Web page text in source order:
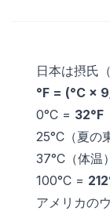
日本は摂氏
°F = (°C ×
0°C = 32°F
25°C（夏の
37°C（体温
100°C =
アメリカの